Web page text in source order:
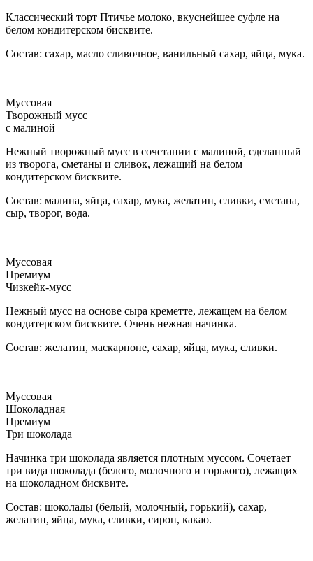
Классический торт Птичье молоко, вкуснейшее суфле на
белом кондитерском бисквите.
Состав: сахар, масло сливочное, ванильный сахар, яйца, мука.
Муссовая
Творожный мусс
с малиной
Нежный творожный мусс в сочетании с малиной, сделанный
из творога, сметаны и сливок, лежащий на белом
кондитерском бисквите.
Состав: малина, яйца, сахар, мука, желатин, сливки, сметана,
сыр, творог, вода.
Муссовая
Премиум
Чизкейк-мусс
Нежный мусс на основе сыра креметте, лежащем на белом
кондитерском бисквите. Очень нежная начинка.
Состав: желатин, маскарпоне, сахар, яйца, мука, сливки.
Муссовая
Шоколадная
Премиум
Три шоколада
Начинка три шоколада является плотным муссом. Сочетает
три вида шоколада (белого, молочного и горького), лежащих
на шоколадном бисквите.
Состав: шоколады (белый, молочный, горький), сахар,
желатин, яйца, мука, сливки, сироп, какао.